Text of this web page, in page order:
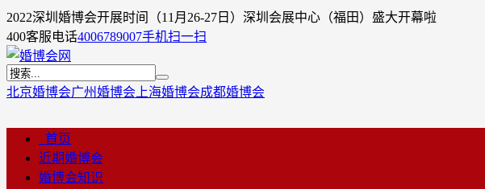
2022深圳婚博会开展时间（11月26-27日）深圳会展中心（福田）盛大开幕啦
400客服电话4006789007手机扫一扫
北京婚博会广州婚博会 上海婚博会成都婚博会
首页
近期婚博会
婚博会知识